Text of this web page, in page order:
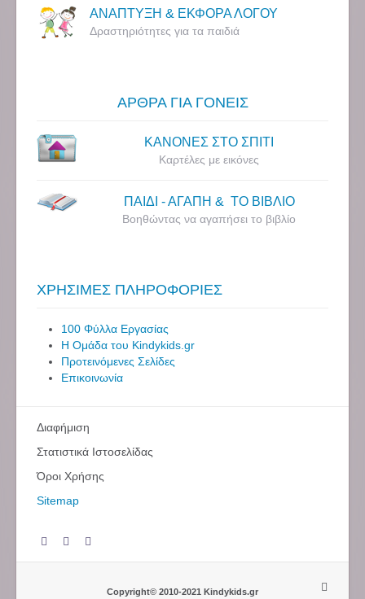
ΑΝΑΠΤΥΞΗ & ΕΚΦΟΡΑ ΛΟΓΟΥ
Δραστηριότητες για τα παιδιά
ΑΡΘΡΑ ΓΙΑ ΓΟΝΕΙΣ
ΚΑΝΟΝΕΣ ΣΤΟ ΣΠΙΤΙ
Καρτέλες με εικόνες
ΠΑΙΔΙ - ΑΓΑΠΗ & ΤΟ ΒΙΒΛΙΟ
Βοηθώντας να αγαπήσει το βιβλίο
ΧΡΗΣΙΜΕΣ ΠΛΗΡΟΦΟΡΙΕΣ
100 Φύλλα Εργασίας
Η Ομάδα του Kindykids.gr
Προτεινόμενες Σελίδες
Επικοινωνία
Διαφήμιση
Στατιστικά Ιστοσελίδας
Όροι Χρήσης
Sitemap
Copyright© 2010-2021 Kindykids.gr